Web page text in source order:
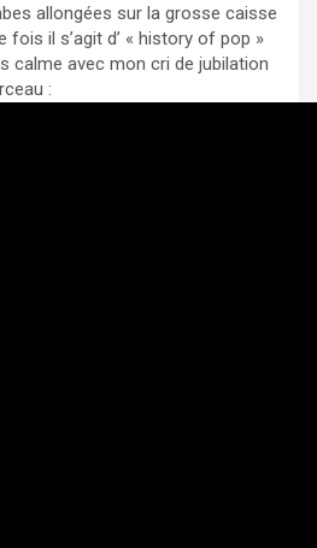
allongées sur la grosse caisse
fois il s’agit d’ « history of pop »
calme avec mon cri de jubilation
: